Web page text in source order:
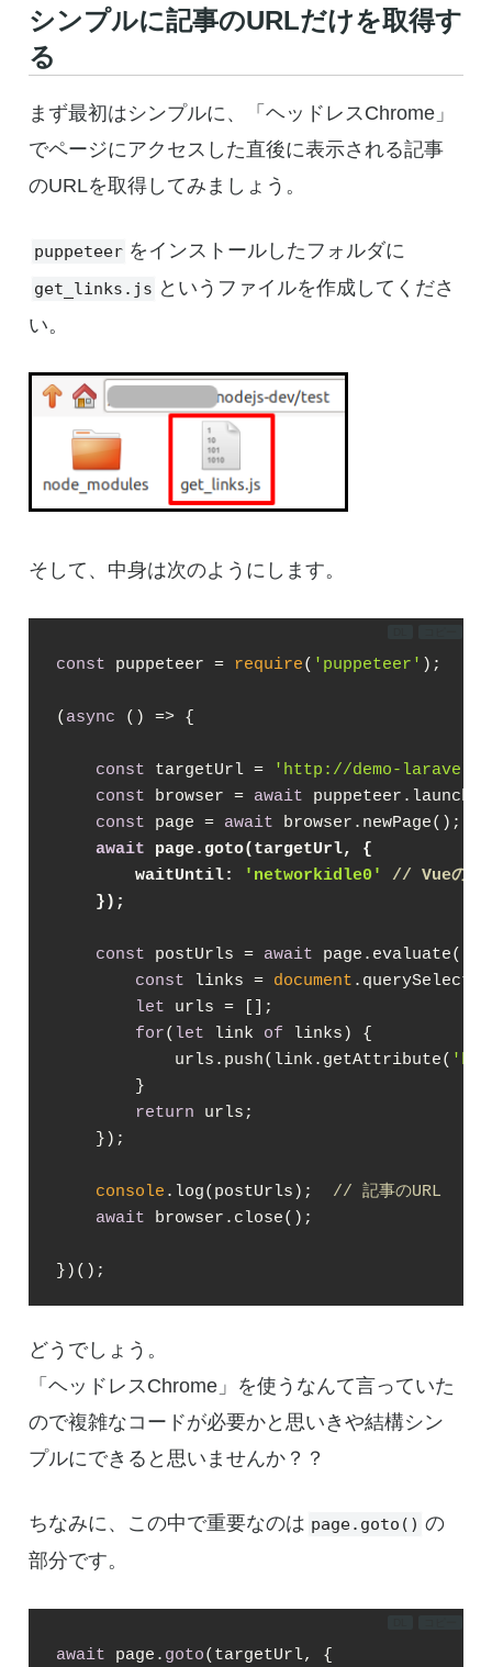
シンプルに記事のURLだけを取得す
る
まず最初はシンプルに、「ヘッドレスChrome」
でページにアクセスした直後に表示される記事
のURLを取得してみましょう。
puppeteer をインストールしたフォルダに
get_links.js というファイルを作成してくださ
い。
そして、中身は次のようにします。
const puppeteer = require( 'puppeteer' );
(async () => {
const targetUrl =
'http://demo-
const browser = await
const page = await browser.newPage();
await page.goto(targetUrl, {
waitUntil: 'networkidle0'
// Vueのレ
    });
const postUrls = await page.evaluate(
const links = document
let urls = [];
for( let link of links) {
            urls.push(link.getAttribute(
        }
return urls;
    });
console .log(postUrls); // 記事のURL
await browser.close();
})();
どうでしょう。
「ヘッドレスChrome」を使うなんて言っていた
ので複雑なコードが必要かと思いきや結構シン
プルにできると思いませんか？？
ちなみに、この中で重要なのは page.goto() の
部分です。
await page. goto(targetUrl, {